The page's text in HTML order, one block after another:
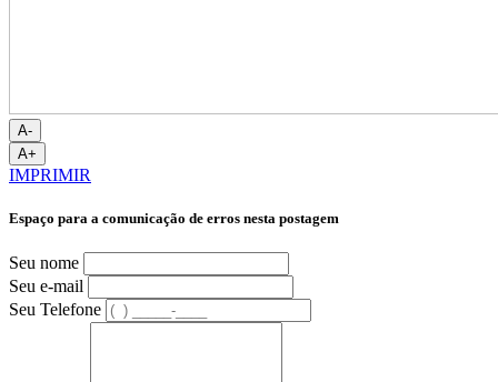
A-
A+
IMPRIMIR
Espaço para a comunicação de erros nesta postagem
Seu nome
Seu e-mail
Seu Telefone